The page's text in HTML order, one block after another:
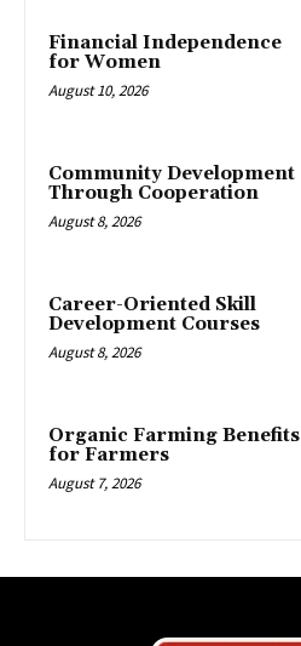
Financial Independence
for Women
August 10, 2026
Community Development
Through Cooperation
August 8, 2026
Career-Oriented Skill
Development Courses
August 8, 2026
Organic Farming Benefits
for Farmers
August 7, 2026